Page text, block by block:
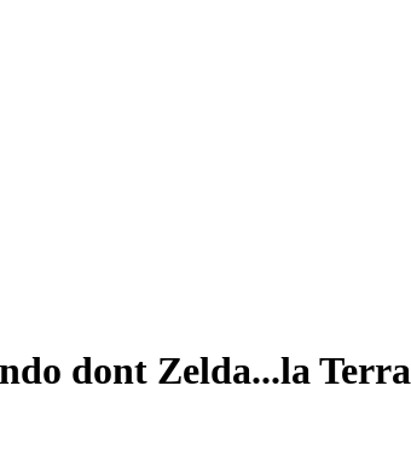
dont Zelda...la